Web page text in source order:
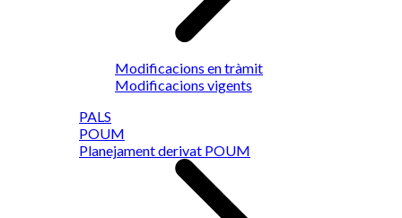
Modificacions en tràmit
Modificacions vigents
PALS
POUM
Planejament derivat POUM